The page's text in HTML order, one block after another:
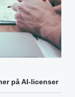
på AI-licenser